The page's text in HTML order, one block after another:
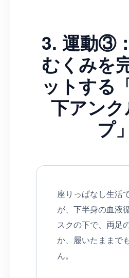
3. 運動③
むくみを
ットする
下アン
プ」
座りっぱなし生活
が、下半身の血液
スクの下で、両足
か、履いたままで
ん。